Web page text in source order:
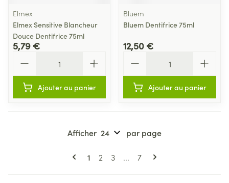
Elmex
Elmex Sensitive Blancheur
Douce Dentifrice 75ml
5,79 €
Ajouter au panier
Bluem
Bluem Dentifrice 75ml
12,50 €
Ajouter au panier
Pages
Vous lisez actuellement la page
1 Page
2 Page
3 ... Page
7
Afficher par page